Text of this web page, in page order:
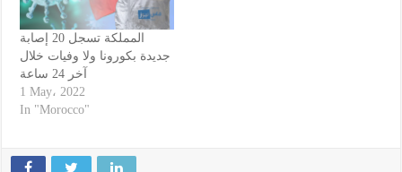
المملكة تسجل 20 إصابة
جديدة بكورونا ولا وفيات خلال
آخر 24 ساعة
1 May، 2022
In "Morocco"